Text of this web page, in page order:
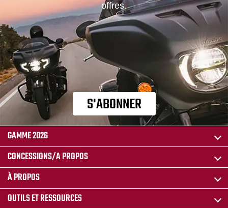
offres.
S'ABONNER
GAMME 2026
CONCESSIONS/A PROPOS
À PROPOS
OUTILS ET RESSOURCES